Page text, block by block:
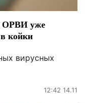
ОРВИ уже
койки
вирусных
12:42 14.11